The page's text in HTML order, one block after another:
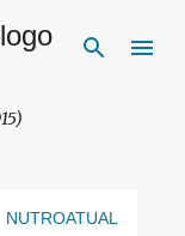
NUTROATUAL